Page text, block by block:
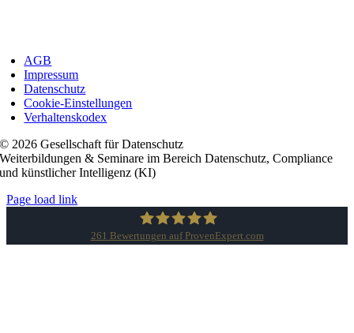
AGB
Impressum
Datenschutz
Cookie-Einstellungen
Verhaltenskodex
© 2026 Gesellschaft für Datenschutz
Weiterbildungen & Seminare im Bereich Datenschutz, Compliance
und künstlicher Intelligenz (KI)
Page load link
261 Bewertungen auf ProvenExpert.com